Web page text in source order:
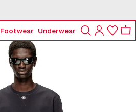
Footwear Underwear